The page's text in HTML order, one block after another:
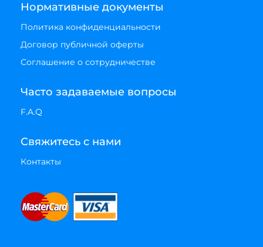
Нормативные документы
Политика конфиденциальности
Договор публичной оферты
Соглашение о сотрудничестве
Часто задаваемые вопросы
F.A.Q
Свяжитесь с нами
Контакты